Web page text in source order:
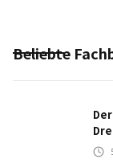
Beliebte